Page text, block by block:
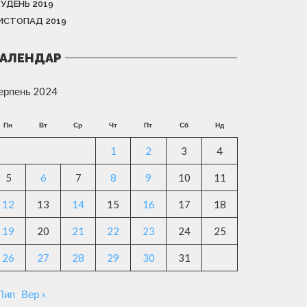
2019
2019
2024
Пн Вт Ср Чт Пт Сб Нд
1 2 3 4
5 6 7 8 9 10 11
12 13 14 15 16 17 18
19 20 21 22 23 24 25
26 27 28 29 30 31
Вер »